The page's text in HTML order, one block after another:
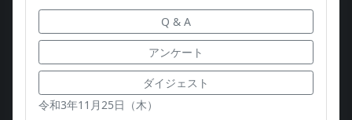
Q & A
アンケート
ダイジェスト
令和3年11月25日（木）